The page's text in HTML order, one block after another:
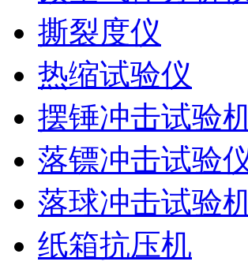
撕裂度仪
热缩试验仪
摆锤冲击试验
落镖冲击试验
落球冲击试验
纸箱抗压机